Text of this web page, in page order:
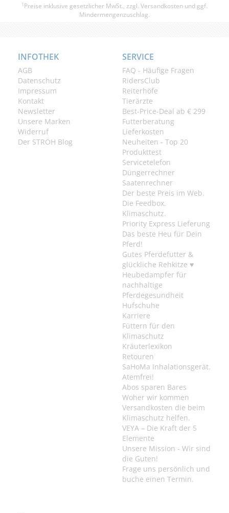
1 Preise inklusive gesetzlicher MwSt., zzgl. Versandkosten und ggf.
Mindermengenzuschlag.
INFOTHEK
AGB
Datenschutz
Impressum
Kontakt
Newsletter
Unsere Marken
Widerruf
Der STRÖH Blog
SERVICE
FAQ - Häufige Fragen
RidersClub
Reiterhöfe
Tierärzte
Best-Price-Deal ab € 299
Futterberatung
Lieferkosten
Neuheiten - Top 20
Produkttest
Servicetelefon
Düngerrechner
Saatenrechner
Der beste Preis im Web.
Die Feedbox.
Klimaschutz.
Priority Express Lieferung
Das beste Heu für Dein
Pferd!
Gutes Pferdefutter &
glückliche Rehkitze ♥
Heubedampfer für
nachhaltige
Pferdegesundheit
Hufschuhe
Karriere
Füttern für den
Klimaschutz
Kräuterlexikon
Retouren
SaHoMa Inhalationsgerät.
Atemfrei!
Abos sparen Bares
Woher wir kommen
Versandkosten die beim
Klimaschutz helfen.
VEYA – Die Kraft der 5
Elemente
Unsere Mission - Wir sind
die Guten!
Frage uns persönlich und
buche einen Termin.